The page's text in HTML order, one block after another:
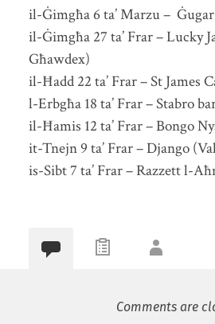
il-Ġimgħa 6 ta’ Marzu –
il-Ġimgħa 27 ta’ Frar – Lucky
Għawdex)
il-Ħadd 22 ta’ Frar – St James
l-Erbgħa 18 ta’ Frar – Stabro
il-Ħamis 12 ta’ Frar – Bongo
it-Tnejn 9 ta’ Frar – Django
is-Sibt 7 ta’ Frar – Razzett l-
Comments are